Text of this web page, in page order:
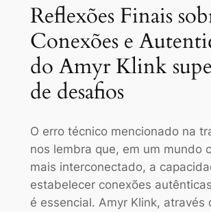
Reflexões Finais
Conexões e
do Amyr Klink
de desafios
O erro técnico mencionado na
nos lembra que, em um mundo
mais interconectado, a
estabelecer conexões
é essencial. Amyr Klink, através